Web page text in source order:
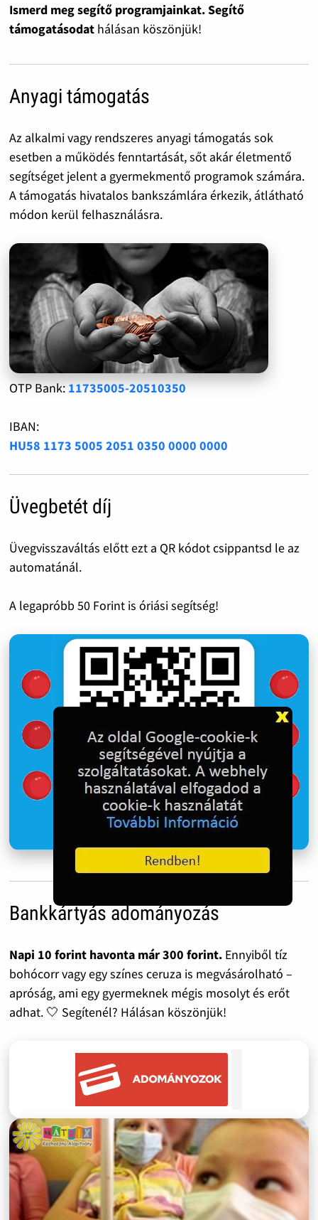
Ismerd meg segítő programjainkat. Segítő
támogatásodat hálásan köszönjük!
Anyagi támogatás
Az alkalmi vagy rendszeres anyagi támogatás sok
esetben a működés fenntartását, sőt akár életmentő
segítséget jelent a gyermekmentő programok számára.
A támogatás hivatalos bankszámlára érkezik, átlátható
módon kerül felhasználásra.
OTP Bank: 11735005-20510350
IBAN:
HU58 1173 5005 2051 0350 0000 0000
Üvegbetét díj
Üvegvisszaváltás előtt ezt a QR kódot csippantsd le az
automatánál.
A legapróbb 50 Forint is óriási segítség!
Bankkártyás adományozás
Napi 10 forint havonta már 300 forint.Ennyiből tíz
bohócorr vagy egy színes ceruza is megvásárolható –
apróság, ami egy gyermeknek mégis mosolyt és erőt
adhat. 🤍 Segítenél? Hálásan köszönjük!